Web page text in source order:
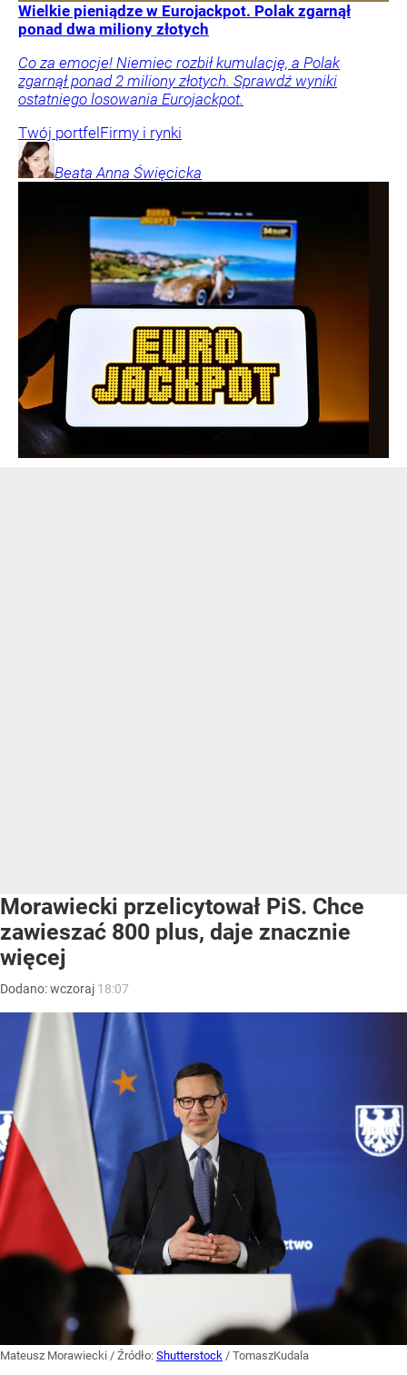
Wielkie pieniądze w Eurojackpot. Polak zgarnął
ponad dwa miliony złotych
Co za emocje! Niemiec rozbił kumulację, a Polak
zgarnął ponad 2 miliony złotych. Sprawdź wyniki
ostatniego losowania Eurojackpot.
Twój portfelFirmy i rynki
Beata Anna Święcicka
Morawiecki przelicytował PiS. Chce
zawieszać 800 plus, daje znacznie
więcej
Dodano:wczoraj 18:07
Mateusz Morawiecki / Źródło: Shutterstock / TomaszKudala